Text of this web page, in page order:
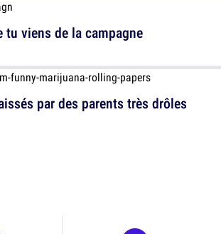
par des parents très drôles
tu viens de la campagne